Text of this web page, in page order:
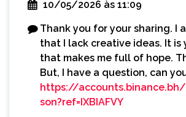
10/05/2026 às 11:09
Thank you for your sharing. I
that I lack creative ideas. It is
that makes me full of hope.
But, I have a question, can
https://
son?ref=IXBIAFVY